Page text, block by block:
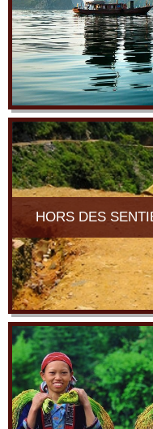
HORS DES